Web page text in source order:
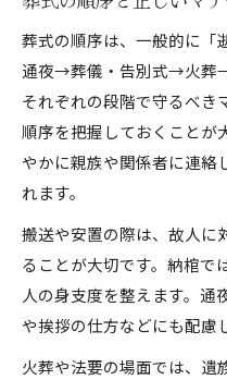
葬式の順序は、一般的に
通夜→葬儀・告別式→火葬→
それぞれの段階で守るべき
順序を把握しておくことが
やかに親族や関係者に連絡
れます。
搬送や安置の際は、故人に
ることが大切です。納棺で
人の身支度を整えます。通
や挨拶の仕方などにも配慮
火葬や法要の場面では、遺